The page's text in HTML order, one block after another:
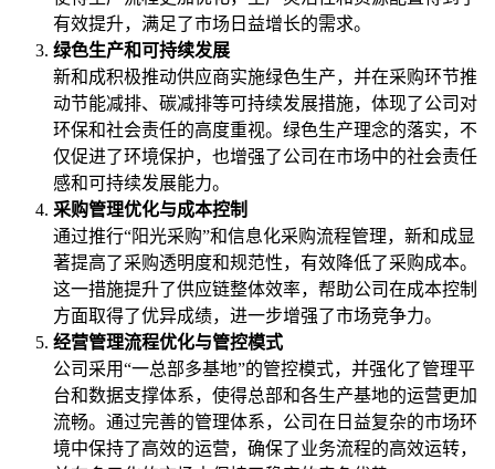
有效提升，满足了市场日益增长的需求。
绿色生产和可持续发展
新和成积极推动供应商实施绿色生产，并在采购环节推
动节能减排、碳减排等可持续发展措施，体现了公司对
环保和社会责任的高度重视。绿色生产理念的落实，不
仅促进了环境保护，也增强了公司在市场中的社会责任
感和可持续发展能力。
采购管理优化与成本控制
通过推行“阳光采购”和信息化采购流程管理，新和成显
著提高了采购透明度和规范性，有效降低了采购成本。
这一措施提升了供应链整体效率，帮助公司在成本控制
方面取得了优异成绩，进一步增强了市场竞争力。
经营管理流程优化与管控模式
公司采用“一总部多基地”的管控模式，并强化了管理平
台和数据支撑体系，使得总部和各生产基地的运营更加
流畅。通过完善的管理体系，公司在日益复杂的市场环
境中保持了高效的运营，确保了业务流程的高效运转，